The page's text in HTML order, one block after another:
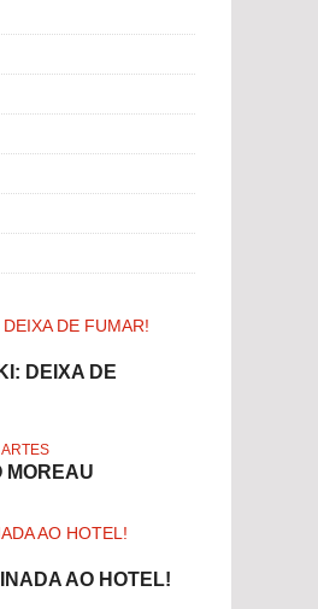
DEIXA DE
MOREAU
AO HOTEL!